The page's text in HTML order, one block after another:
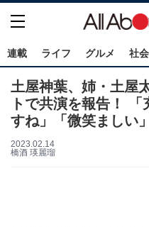
連載 ライフ グルメ 社会
土屋神葉、姉・土屋
トで共演を報告！
すね」「微笑ましい」
2023.02.14
橋酒 瑛麗瑠